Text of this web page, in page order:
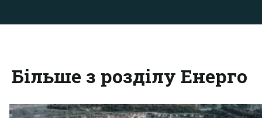
Більше з розділу Енерго